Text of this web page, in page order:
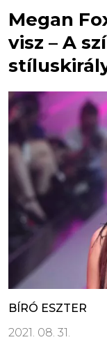
Megan
visz – A
BÍRÓ ESZTER
2021. 08. 31.